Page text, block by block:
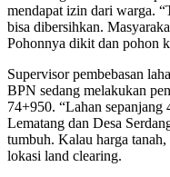
mendapat izin dari warga.
bisa dibersihkan.
Pohonnya dikit dan pohon
Supervisor pembebasan
BPN sedang melakukan
74+950. “Lahan sepanjang
Lematang dan Desa
tumbuh. Kalau harga
lokasi land clearing.